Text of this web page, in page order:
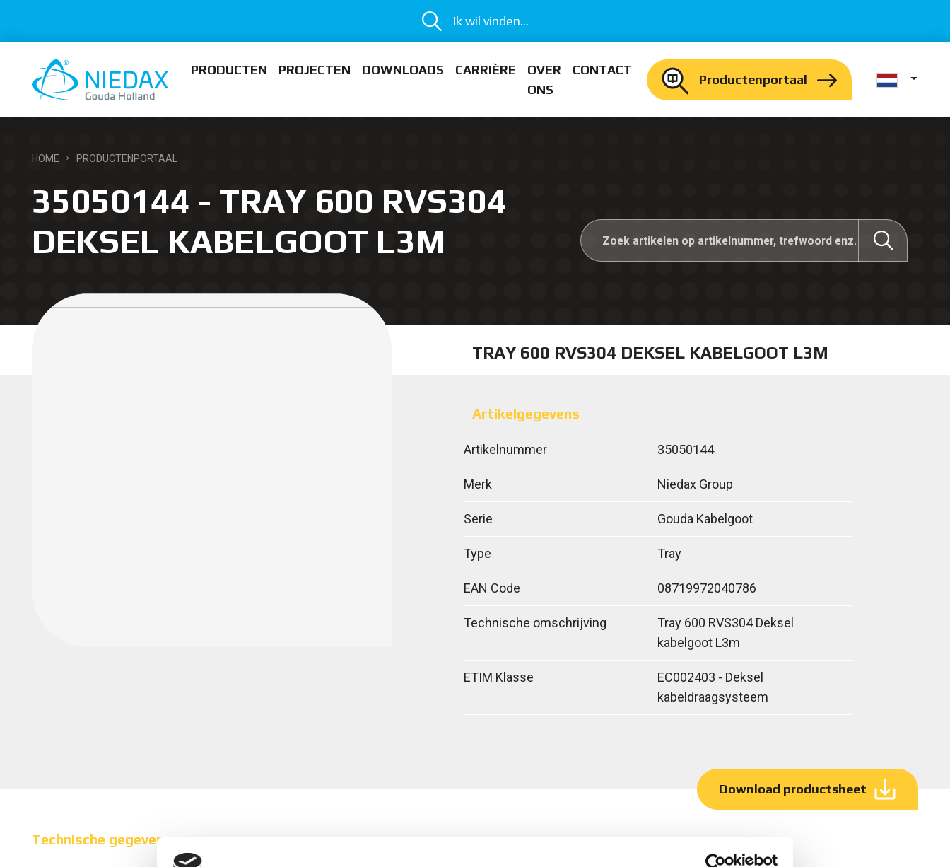
Ik wil vinden...
PRODUCTEN PROJECTEN DOWNLOADS CARRIÈRE
OVER
ONS
CONTACT
Productenportaal
HOME PRODUCTENPORTAAL
35050144 - TRAY 600 RVS304
DEKSEL KABELGOOT L3M
TRAY 600 RVS304 DEKSEL KABELGOOT L3M
Artikelgegevens
Artikelnummer 35050144
Merk Niedax Group
Serie Gouda Kabelgoot
Type Tray
EAN Code 08719972040786
Technische omschrijving
Tray 600 RVS304 Deksel
kabelgoot L3m
ETIM Klasse
EC002403 - Deksel
kabeldraagsysteem
Download productsheet
Technische gegevens